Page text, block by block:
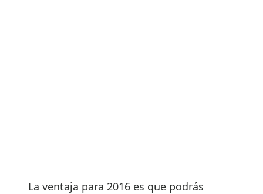
La ventaja para 2016 es que podrás